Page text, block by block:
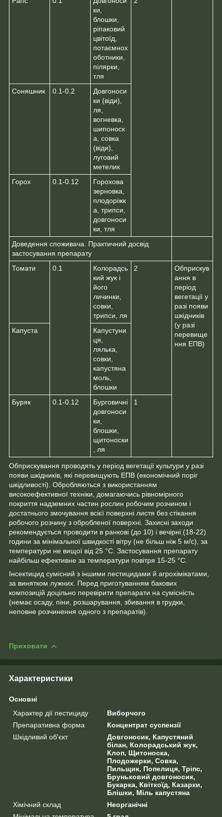
ки,
блошки,
ріпаковий
цвітоїд,
потаємнох
оботники,
пілярки,
тля
Соняшник 0.1-0.2
Довгоноси
ки (віди),
ля,
вогневка,
шипоноск
а, совка
(віди),
луговий
метелик
Горох
0.1-0.12
Горохова
зерновка,
плодоріжк
а, трипси,
довгоноси
ки, тля
Доведення споживача. Практичний досвід
застосування препарату
Томати
0.1
Колорадсь
кий жук і
його
личинки,
совки,
трипси, ля
2
Обприскув
ання в
період
вегетації у
разі появи
шкідників
(у разі
перевище
ння ЕПВ)
Капуста
Капустуни
ця,
лялька,
совки,
капустяна
моль,
блошки
Буряк
0.1-0.12
Бурговичні
довгоноси
ки,
блошки,
щитоноски
, ля
1
Обприскування проводять у період вегетації культури у разі
появи шкідників, які перевищують ЕПВ (економічний поріг
шкідливості). Обробляються з використанням
високоефективної техніки, домагаючись рівномірного
покриття надземних частин рослин робочим розчином і
достатнього змочування всієї поверхні листя без стікання
робочого розчину з обробленої поверхні. Захисні заходи
рекомендується проводити в ранкові (до 10) і вечірні (18-22)
години за мінімальної швидкості вітру (не більш ніж 5 м/с), за
температури не вищої від 25 °C. Застосування препарату
найбільш ефективне за температури повітря 15-25 °C.
Інсектицид сумісний з іншими пестицидами й агрохімікатами,
за винятком лужних. Перед приготуванням бакових
композицій доцільно перевірити препарати на сумісність
(немає осаду, піни, розшарування, збивання в грудки,
неповне розчинення одного з препаратів).
Приховати
Характеристики
Основні
Характер дії пестициду
Виборчого
Препаративна форма
Концентрат суспензії
Шкідливий об'єкт
Довгоносик, Капустяний
білан, Колорадський жук,
Клоп, Щитоноска,
Плодожерки, Совка,
Пильщик, Попелиця, Тріпс,
Бруньковий довгоносик,
Букарка, Квіткоїд, Казарки,
Блішки, Міль капустяна
Хімічний склад
Неорганічні